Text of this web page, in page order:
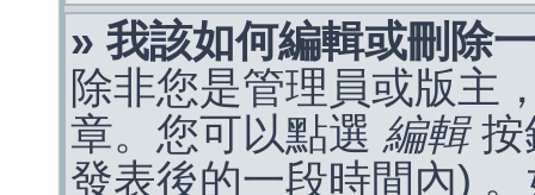
» 我該如何編輯或刪除
除非您是管理員或版主
章。您可以點選 編輯按
發表後的一段時間內)